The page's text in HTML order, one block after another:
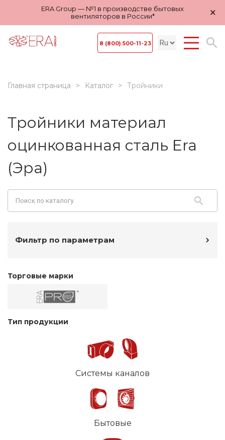
ERA Group — №1 в производстве бытовых
вентиляторов в России*
×
8 (800) 500-11-23
Главная страница Каталог Тройники
Тройники материал
оцинкованная сталь Era
(Эра)
Фильтр по параметрам
Торговые марки
Тип продукции
Системы каналов
Бытовые